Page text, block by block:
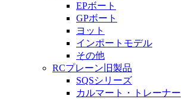
EPボート
GPボート
ヨット
インポートモデル
その他
RCプレーン旧製品
SQSシリーズ
カルマート・トレーナー